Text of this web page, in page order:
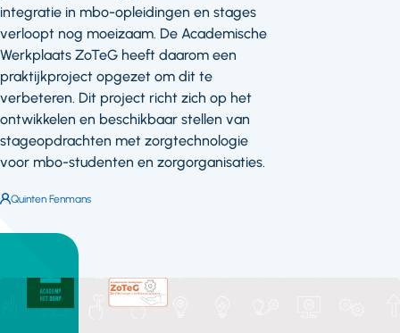
integratie in mbo-opleidingen en stages
verloopt nog moeizaam. De Academische
Werkplaats ZoTeG heeft daarom een
praktijkproject opgezet om dit te
verbeteren. Dit project richt zich op het
ontwikkelen en beschikbaar stellen van
stageopdrachten met zorgtechnologie
voor mbo-studenten en zorgorganisaties.
Auteur:
Quinten Fenmans